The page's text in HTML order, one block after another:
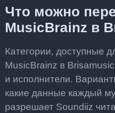
Что можно
MusicBrainz в
Категории, доступные
MusicBrainz в
и исполнители.
какие данные каждый
разрешает Soundiiz